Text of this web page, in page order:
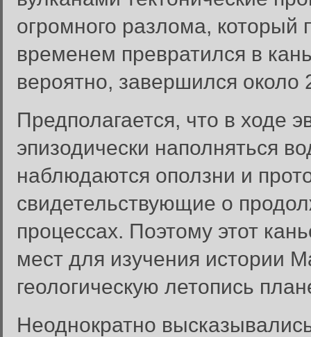
огромного разлома, который
временем превратился в
вероятно, завершился около
Предполагается, что в ходе
эпизодически наполняться
наблюдаются оползни и
свидетельствующие о
процессах. Поэтому этот
мест для изучения истории
геологическую летопись
Неоднократно